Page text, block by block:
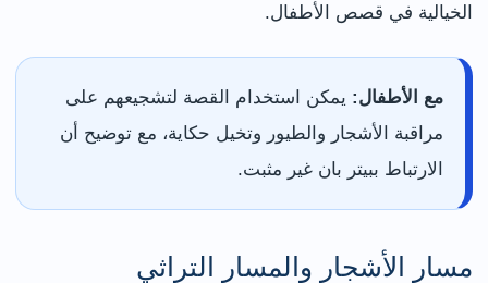
الخيالية في قصص الأطفال.
مع الأطفال: يمكن استخدام القصة لتشجيعهم على
مراقبة الأشجار والطيور وتخيل حكاية، مع توضيح أن
الارتباط ببيتر بان غير مثبت.
مسار الأشجار والمسار التراثي